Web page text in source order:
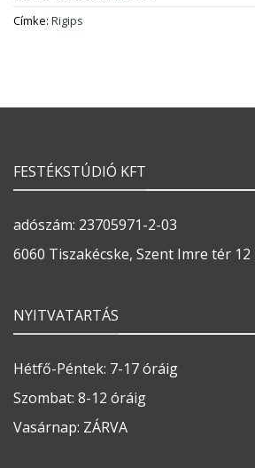
Címke: Rigips
FESTÉKSTÚDIÓ KFT
adószám: 23705971-2-03
6060 Tiszakécske, Szent Imre tér 12
NYITVATARTÁS
Hétfő-Péntek: 7-17 óráig
Szombat: 8-12 óráig
Vasárnap: ZÁRVA